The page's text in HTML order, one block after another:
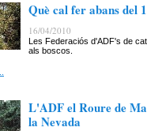
Què cal fer abans del
16/04/2010
Les Federaciós d'ADF's de
als boscos.
L'ADF el Roure de
la Nevada